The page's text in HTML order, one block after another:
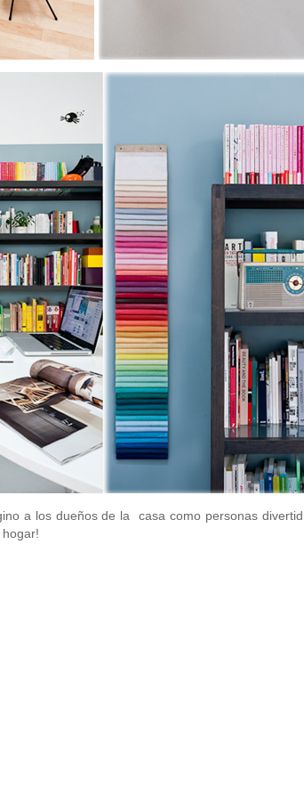
a los dueños de la casa como personas